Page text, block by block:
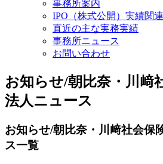
事務所案内
IPO（株式公開）実績関連
直近の主な実務実績
事務所ニュース
お問い合わせ
お知らせ/朝比奈・川﨑
法人ニュース
お知らせ/朝比奈・川﨑社会保
ス一覧